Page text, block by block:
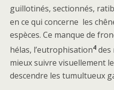
guillotinés, sectionnés,
en ce qui concerne les
espèces. Ce manque de
hélas, l’eutrophisation4 des
mieux suivre visuellement
descendre les tumultueux